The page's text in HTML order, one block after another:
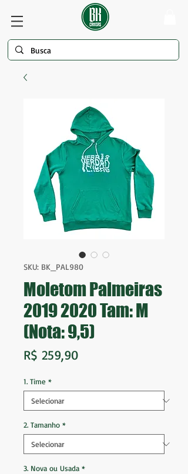
SKU: BK_PAL980
Moletom Palmeiras
2019 2020 Tam: M
(Nota: 9,5)
R$ 259,90Preço
1. Time *
2. Tamanho *
3. Nova ou Usada *